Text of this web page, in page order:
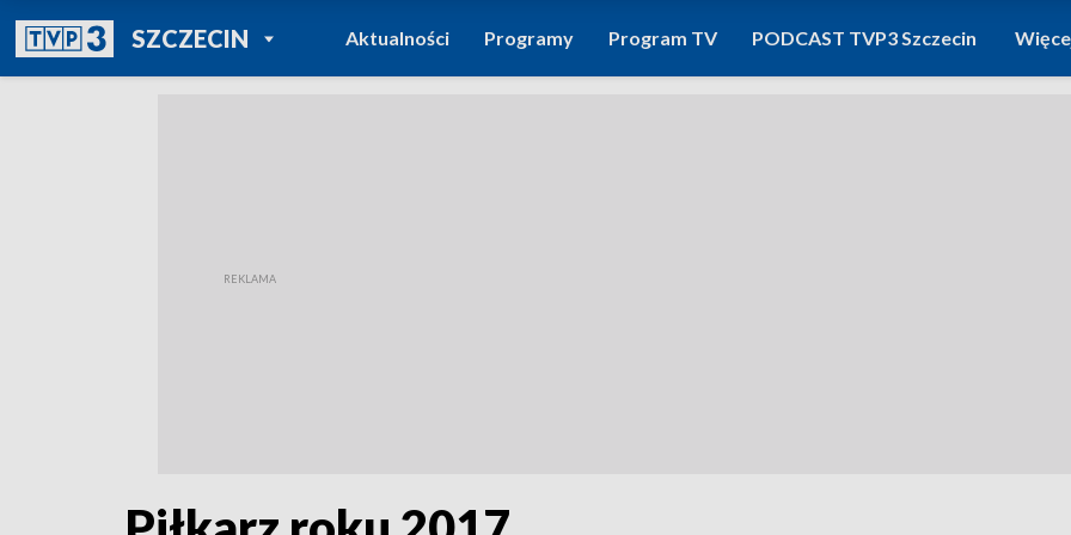
SZCZECINPOWRÓT DO
TVP REGIONY
Aktualności Programy Program TV PODCAST TVP3 Szczecin